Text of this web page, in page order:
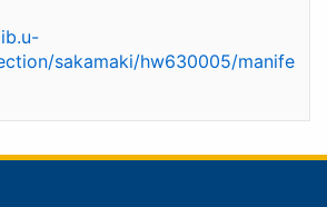
sakamaki/hw630005/manife